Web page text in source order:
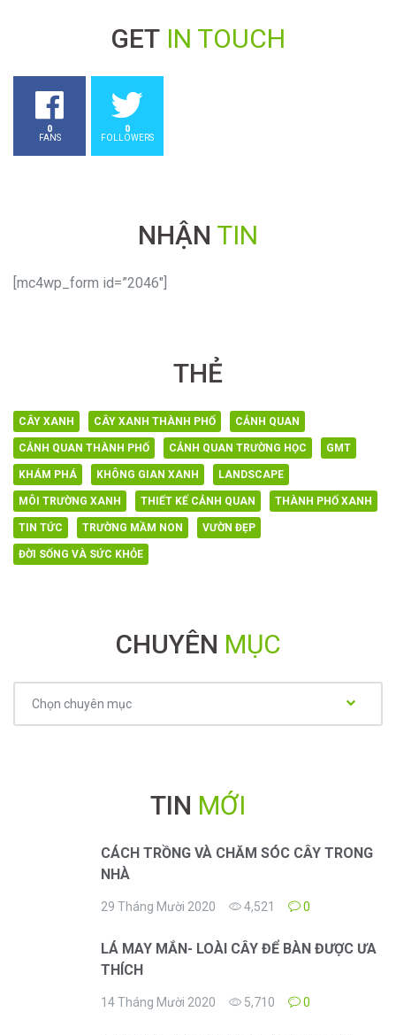
GET IN TOUCH
0
FANS
0
FOLLOWERS
NHẬN TIN
[mc4wp_form id=”2046″]
THẺ
CÂY XANH CÂY XANH THÀNH PHỐ CẢNH QUAN
CẢNH QUAN THÀNH PHỐ CẢNH QUAN TRƯỜNG HỌC GMT
KHÁM PHÁ KHÔNG GIAN XANH LANDSCAPE
MÔI TRƯỜNG XANH THIẾT KẾ CẢNH QUAN THÀNH PHỐ XANH
TIN TỨC TRƯỜNG MẦM NON VƯỜN ĐẸP
ĐỜI SỐNG VÀ SỨC KHỎE
CHUYÊN MỤC
mục
Chọn chuyên mục
TIN MỚI
CÁCH TRỒNG VÀ CHĂM SÓC CÂY TRONG
NHÀ
29 Tháng Mười 2020 4,521 0
LÁ MAY MẮN- LOÀI CÂY ĐỂ BÀN ĐƯỢC ƯA
THÍCH
14 Tháng Mười 2020 5,710 0